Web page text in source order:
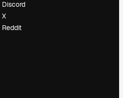
Discord
X
Reddit